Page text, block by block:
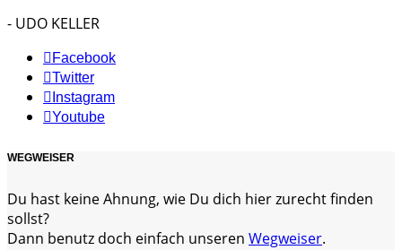
- UDO KELLER
Facebook
Twitter
Instagram
Youtube
WEGWEISER
Du hast keine Ahnung, wie Du dich hier zurecht finden
sollst?
Dann benutz doch einfach unseren Wegweiser.